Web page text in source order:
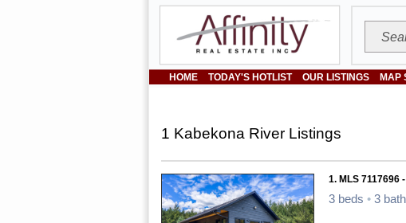
HOME TODAY'S HOTLIST OUR LISTINGS MAP
1 Kabekona River Listings
1. MLS 7117696
3 beds • 3